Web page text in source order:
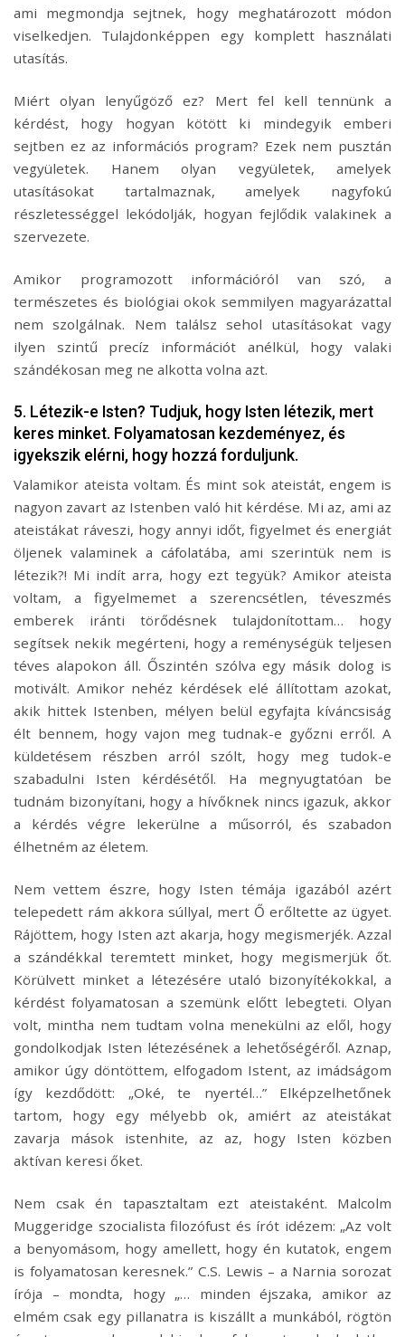
ami megmondja sejtnek, hogy meghatározott módon
viselkedjen. Tulajdonképpen egy komplett használati
utasítás.
Miért olyan lenyűgöző ez? Mert fel kell tennünk a
kérdést, hogy hogyan kötött ki mindegyik emberi
sejtben ez az információs program? Ezek nem pusztán
vegyületek. Hanem olyan vegyületek, amelyek
utasításokat tartalmaznak, amelyek nagyfokú
részletességgel lekódolják, hogyan fejlődik valakinek a
szervezete.
Amikor programozott információról van szó, a
természetes és biológiai okok semmilyen magyarázattal
nem szolgálnak. Nem találsz sehol utasításokat vagy
ilyen szintű precíz információt anélkül, hogy valaki
szándékosan meg ne alkotta volna azt.
5. Létezik-e Isten? Tudjuk, hogy Isten létezik, mert
keres minket. Folyamatosan kezdeményez, és
igyekszik elérni, hogy hozzá forduljunk.
Valamikor ateista voltam. És mint sok ateistát, engem is
nagyon zavart az Istenben való hit kérdése. Mi az, ami az
ateistákat ráveszi, hogy annyi időt, figyelmet és energiát
öljenek valaminek a cáfolatába, ami szerintük nem is
létezik?! Mi indít arra, hogy ezt tegyük? Amikor ateista
voltam, a figyelmemet a szerencsétlen, téveszmés
emberek iránti törődésnek tulajdonítottam… hogy
segítsek nekik megérteni, hogy a reménységük teljesen
téves alapokon áll. Őszintén szólva egy másik dolog is
motivált. Amikor nehéz kérdések elé állítottam azokat,
akik hittek Istenben, mélyen belül egyfajta kíváncsiság
élt bennem, hogy vajon meg tudnak-e győzni erről. A
küldetésem részben arról szólt, hogy meg tudok-e
szabadulni Isten kérdésétől. Ha megnyugtatóan be
tudnám bizonyítani, hogy a hívőknek nincs igazuk, akkor
a kérdés végre lekerülne a műsorról, és szabadon
élhetném az életem.
Nem vettem észre, hogy Isten témája igazából azért
telepedett rám akkora súllyal, mert Ő erőltette az ügyet.
Rájöttem, hogy Isten azt akarja, hogy megismerjék. Azzal
a szándékkal teremtett minket, hogy megismerjük őt.
Körülvett minket a létezésére utaló bizonyítékokkal, a
kérdést folyamatosan a szemünk előtt lebegteti. Olyan
volt, mintha nem tudtam volna menekülni az elől, hogy
gondolkodjak Isten létezésének a lehetőségéről. Aznap,
amikor úgy döntöttem, elfogadom Istent, az imádságom
így kezdődött: „Oké, te nyertél…” Elképzelhetőnek
tartom, hogy egy mélyebb ok, amiért az ateistákat
zavarja mások istenhite, az az, hogy Isten közben
aktívan keresi őket.
Nem csak én tapasztaltam ezt ateistaként. Malcolm
Muggeridge szocialista filozófust és írót idézem: „Az volt
a benyomásom, hogy amellett, hogy én kutatok, engem
is folyamatosan keresnek.” C.S. Lewis – a Narnia sorozat
írója – mondta, hogy „… minden éjszaka, amikor az
elmém csak egy pillanatra is kiszállt a munkából, rögtön